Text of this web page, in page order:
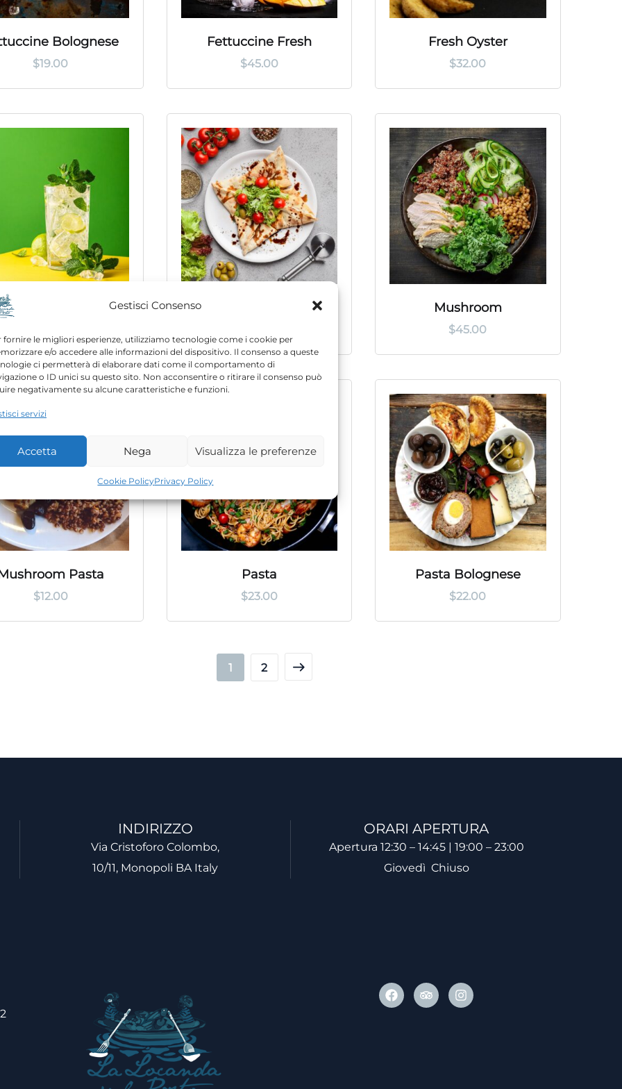
Gestisci Consenso
fornire le migliori esperienze, utilizziamo tecnologie come i cookie per
e/o accedere alle informazioni del dispositivo. Il consenso a queste
ci permetterà di elaborare dati come il comportamento di
o ID unici su questo sito. Non acconsentire o ritirare il consenso può
negativamente su alcune caratteristiche e funzioni.
servizi
Accetta Nega Visualizza le preferenze
Cookie PolicyPrivacy Policy
Bolognese
$19.00
Fettuccine Fresh
$45.00
Fresh Oyster
$32.00
Oyster Dozen Mushroom
$45.00
Pasta
$12.00
Pasta
$23.00
Pasta Bolognese
$22.00
1 2
INDIRIZZO
Via Cristoforo Colombo,
10/11, Monopoli BA Italy
ORARI APERTURA
Apertura 12:30 – 14:45 | 19:00 – 23:00
Giovedì Chiuso